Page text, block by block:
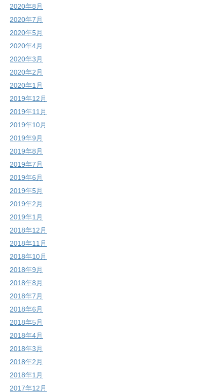
2020年8月
2020年7月
2020年5月
2020年4月
2020年3月
2020年2月
2020年1月
2019年12月
2019年11月
2019年10月
2019年9月
2019年8月
2019年7月
2019年6月
2019年5月
2019年2月
2019年1月
2018年12月
2018年11月
2018年10月
2018年9月
2018年8月
2018年7月
2018年6月
2018年5月
2018年4月
2018年3月
2018年2月
2018年1月
2017年12月